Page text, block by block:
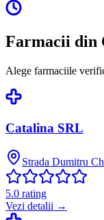
Farmacii din
Alege farmaciile
Catalina SRL
Strada Dumitru
5.0 rating
Vezi detalii →